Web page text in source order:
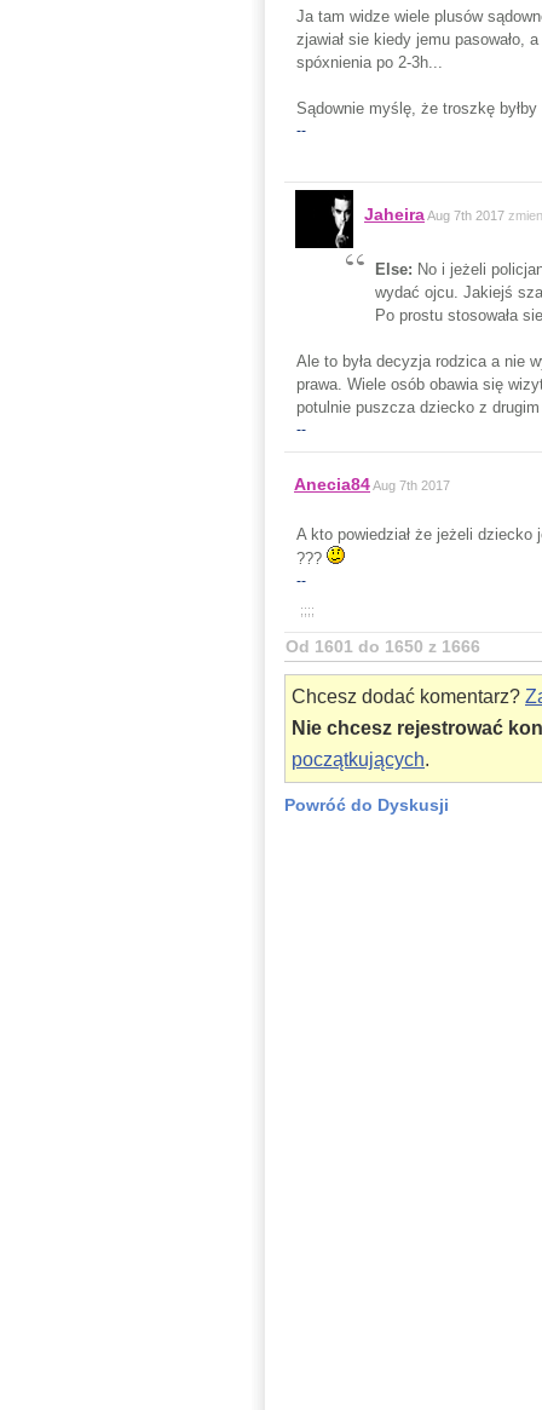
Ja tam widze wiele plusów
zjawiał sie kiedy jemu pasowało,
spóxnienia po 2-3h...
Sądownie myślę, że troszkę
--
JaheiraAug 7th 2017
Else: No i jeżeli
wydać ojcu. Jakiejś
Po prostu stosowała
Ale to była decyzja rodzica a nie
prawa. Wiele osób obawia się
potulnie puszcza dziecko z
--
Anecia84Aug 7th 2017
A kto powiedział że jeżeli
???
--
;;;;
Od 1601 do 1650 z 1666
Chcesz dodać komentarz?
Nie chcesz rejestrować
początkujących.
Powróć do Dyskusji